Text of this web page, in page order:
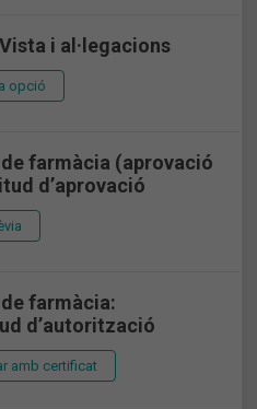
i al·legacions
opció
farmàcia (aprovació
d’aprovació
farmàcia:
d’autorització
amb certificat